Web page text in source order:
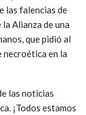
las falencias de
Alianza de una
que pidió al
necroética en la
las noticias
¡Todos estamos